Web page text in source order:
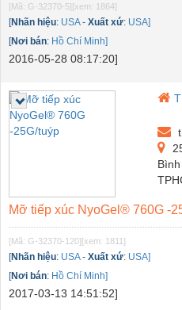
[Mã: G-32370-5][xem: 1864]
[Nhãn hiệu: USA- Xuất xứ: USA]
[Nơi bán: Hồ Chí Minh]
2016-05-28 08:17:20]
Mỡ tiếp xúc NyoGel® 760G -
[Mã: G-32370-120][xem: 1811]
[Nhãn hiệu: USA- Xuất xứ: USA]
[Nơi bán: Hồ Chí Minh]
2017-03-13 14:51:52]